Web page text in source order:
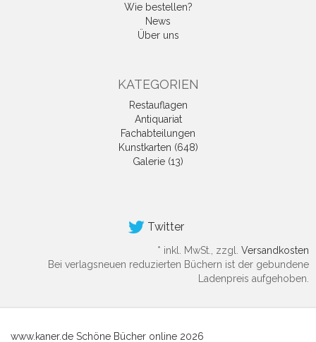
Wie bestellen?
News
Über uns
KATEGORIEN
Restauflagen
Antiquariat
Fachabteilungen
Kunstkarten (648)
Galerie (13)
Twitter
* inkl. MwSt., zzgl. Versandkosten
Bei verlagsneuen reduzierten Büchern ist der gebundene
Ladenpreis aufgehoben.
www.kaner.de Schöne Bücher online 2026